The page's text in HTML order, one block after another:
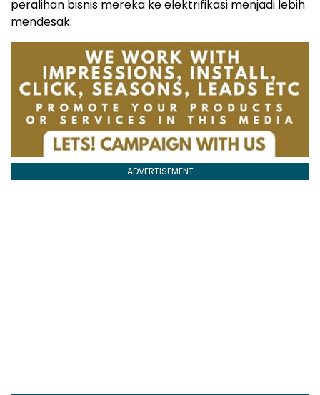
peralihan bisnis mereka ke elektrifikasi menjadi lebih
mendesak.
ADVERTISEMENT